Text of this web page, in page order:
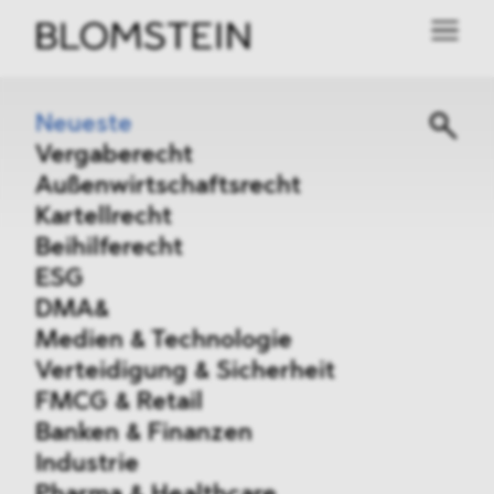
Neueste
Vergaberecht
Außenwirtschaftsrecht
Kartellrecht
Beihilferecht
ESG
DMA&
Medien & Technologie
Verteidigung & Sicherheit
FMCG & Retail
Banken & Finanzen
Industrie